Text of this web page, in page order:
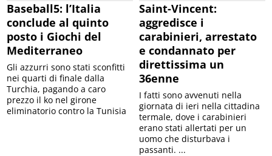
Baseball5: l’Italia
conclude al quinto
posto i Giochi del
Mediterraneo
Gli azzurri sono stati sconfitti
nei quarti di finale dalla
Turchia, pagando a caro
prezzo il ko nel girone
eliminatorio contro la Tunisia
Saint-Vincent:
aggredisce i
carabinieri, arrestato
e condannato per
direttissima un
36enne
I fatti sono avvenuti nella
giornata di ieri nella cittadina
termale, dove i carabinieri
erano stati allertati per un
uomo che disturbava i
passanti. ...